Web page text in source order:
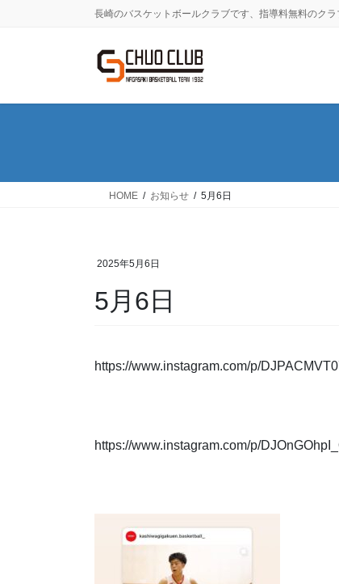
に
ョ
動
長崎のバスケットボールクラブです、指導料無料のクラ
HOME お知らせ 5月6日
2025年5月6日
5月6日
https://www.instagram.com/p/
https://www.instagram.com/p/